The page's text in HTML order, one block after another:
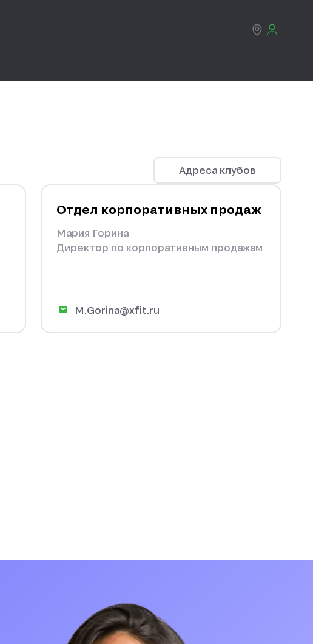
Адреса клубов
Отдел корпоративных продаж
Мария Горина
Директор по корпоративным продажам
M.Gorina@xfit.ru